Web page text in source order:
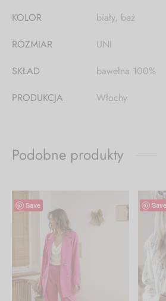
KOLOR
biały, beż
ROZMIAR
UNI
SKŁAD
bawełna 100%
PRODUKCJA
Włochy
Podobne produkty
Save
-37% Save
-25%